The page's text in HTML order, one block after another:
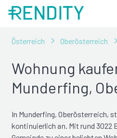
Österreich Oberösterreich
Wohnung
Munderfing,
In Munderfing, Oberösterreich,
kontinuierlich an. Mit rund 3022